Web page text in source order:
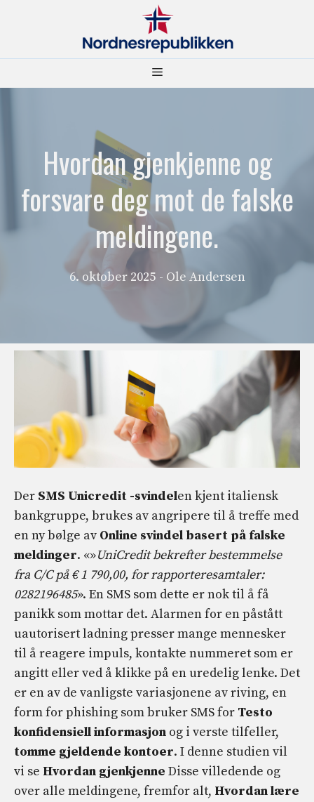
Meny
Hvordan gjenkjenne og
forsvare deg mot de falske
meldingene.
6. oktober 2025 - Ole Andersen
Der SMS Unicredit -svindelen kjent italiensk
bankgruppe, brukes av angripere til å treffe med
en ny bølge av Online svindel basert på falske
meldinger. «»UniCredit bekrefter bestemmelse
fra C/C på € 1 790,00, for rapporteresamtaler:
0282196485». En SMS som dette er nok til å få
panikk som mottar det. Alarmen for en påstått
uautorisert ladning presser mange mennesker
til å reagere impuls, kontakte nummeret som er
angitt eller ved å klikke på en uredelig lenke. Det
er en av de vanligste variasjonene av riving, en
form for phishing som bruker SMS for Testo
konfidensiell informasjon og i verste tilfeller,
tomme gjeldende kontoer. I denne studien vil
vi se Hvordan gjenkjenne Disse villedende og
over alle meldingene, fremfor alt, Hvordan lære